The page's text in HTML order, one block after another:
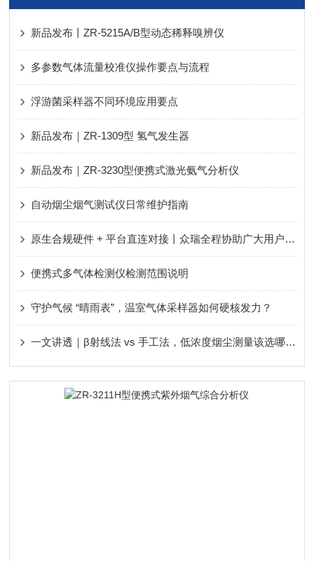
新品发布丨ZR-5215A/B型动态稀释嗅辨仪
多参数气体流量校准仪操作要点与流程
浮游菌采样器不同环境应用要点
新品发布｜ZR-1309型 氢气发生器
新品发布｜ZR-3230型便携式激光氨气分析仪
自动烟尘烟气测试仪日常维护指南
原生合规硬件 + 平台直连对接丨众瑞全程协助广大用户轻松应对新规、顺利通过评审！
便携式多气体检测仪检测范围说明
守护气候 “晴雨表”，温室气体采样器如何硬核发力？
一文讲透｜β射线法 vs 手工法，低浓度烟尘测量该选哪种？